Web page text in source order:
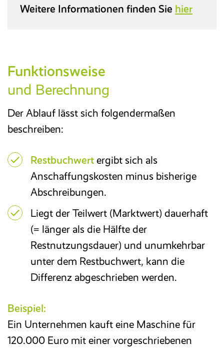
Weitere Informationen finden Sie hier
Funktionsweise
und Berechnung
Der Ablauf lässt sich folgendermaßen
beschreiben:
Restbuchwert ergibt sich als
Anschaffungskosten minus bisherige
Abschreibungen.
Liegt der Teilwert (Marktwert) dauerhaft
(= länger als die Hälfte der
Restnutzungsdauer) und unumkehrbar
unter dem Restbuchwert, kann die
Differenz abgeschrieben werden.
Beispiel:
Ein Unternehmen kauft eine Maschine für
120.000 Euro mit einer vorgeschriebenen